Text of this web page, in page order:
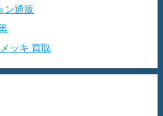
ン通販
ッキ 買取